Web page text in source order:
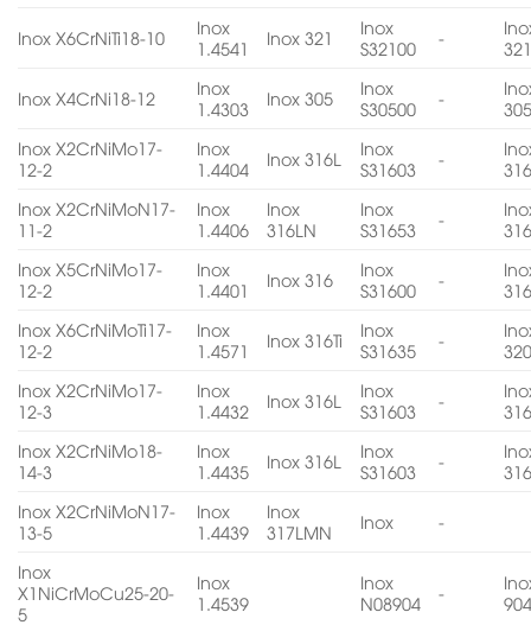
Inox X6CrNiTi18-10
Inox
1.4541
Inox 321
Inox
S32100
-
Inox X4CrNi18-12
Inox
1.4303
Inox 305
Inox
S30500
-
Inox X2CrNiMo17-
12-2
Inox
1.4404
Inox 316L
Inox
S31603
-
Inox X2CrNiMoN17-
11-2
Inox
1.4406
Inox
316LN
Inox
S31653
-
Inox X5CrNiMo17-
12-2
Inox
1.4401
Inox 316
Inox
S31600
-
Inox X6CrNiMoTi17-
12-2
Inox
1.4571
Inox 316Ti
Inox
S31635
-
Inox X2CrNiMo17-
12-3
Inox
1.4432
Inox 316L
Inox
S31603
-
Inox X2CrNiMo18-
14-3
Inox
1.4435
Inox 316L
Inox
S31603
-
Inox X2CrNiMoN17-
13-5
Inox
1.4439
Inox
317LMN
Inox -
Inox
X1NiCrMoCu25-20-
5
Inox
1.4539
Inox
N08904
-